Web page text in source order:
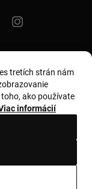
/ Euro
tretích strán nám
ako používate
informácií